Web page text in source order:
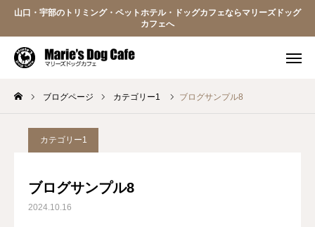
山口・宇部のトリミング・ペットホテル・ドッグカフェならマリーズドッグ
カフェへ
ブログページ カテゴリー1 ブログサンプル8
カテゴリー1
ブログサンプル8
2024.10.16
各種ご予約 アクセス
Instagram